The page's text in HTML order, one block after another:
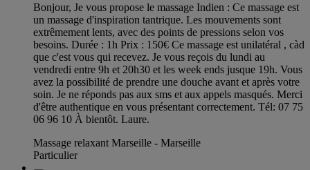
Bonjour, Je vous propose le massage Indien : Ce massage est
un massage d'inspiration tantrique. Les mouvements sont
extrêmement lents, avec des points de pressions selon vos
besoins. Durée : 1h Prix : 150€ Ce massage est unilatéral , càd
que c'est vous qui recevez. Je vous reçois du lundi au
vendredi entre 9h et 20h30 et les week ends jusque 19h. Vous
avez la possibilité de prendre une douche avant et après votre
soin. Je ne réponds pas aux sms et aux appels masqués. Merci
d'être authentique en vous présentant correctement. Tél: 07 75
06 96 10 À bientôt. Laure.
Massage relaxant Marseille - Marseille
Particulier